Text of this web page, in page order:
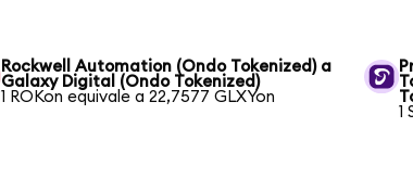
Rockwell Automation (Ondo Tokenized) a
Galaxy Digital (Ondo Tokenized)
1 ROKon equivale a 22,7577 GLXYon
1